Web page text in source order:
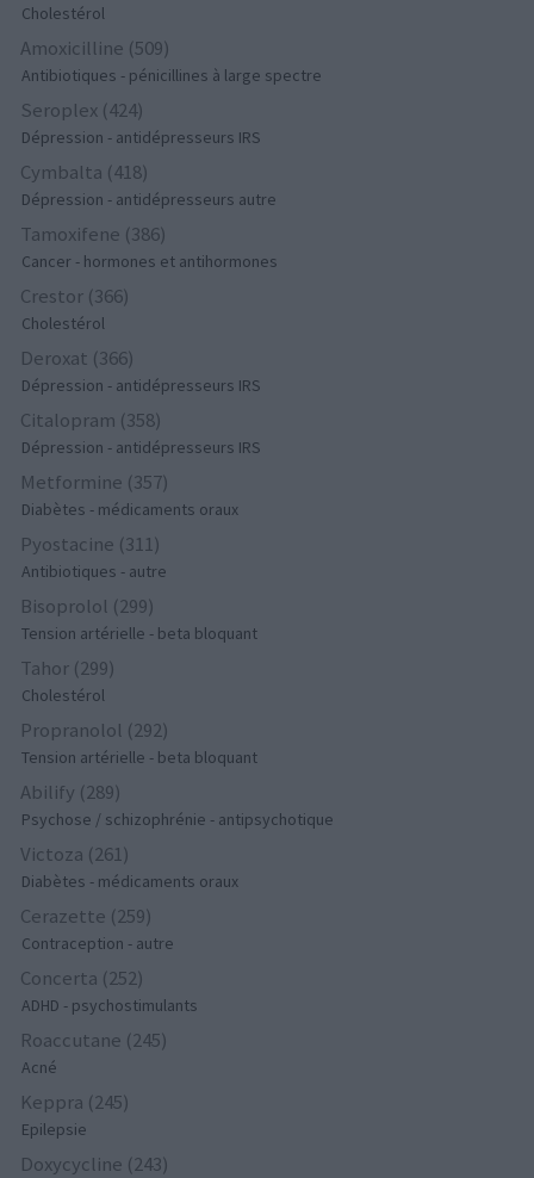
Cholestérol
Amoxicilline (509)
Antibiotiques - pénicillines à large spectre
Seroplex (424)
Dépression - antidépresseurs IRS
Cymbalta (418)
Dépression - antidépresseurs autre
Tamoxifene (386)
Cancer - hormones et antihormones
Crestor (366)
Cholestérol
Deroxat (366)
Dépression - antidépresseurs IRS
Citalopram (358)
Dépression - antidépresseurs IRS
Metformine (357)
Diabètes - médicaments oraux
Pyostacine (311)
Antibiotiques - autre
Bisoprolol (299)
Tension artérielle - beta bloquant
Tahor (299)
Cholestérol
Propranolol (292)
Tension artérielle - beta bloquant
Abilify (289)
Psychose / schizophrénie - antipsychotique
Victoza (261)
Diabètes - médicaments oraux
Cerazette (259)
Contraception - autre
Concerta (252)
ADHD - psychostimulants
Roaccutane (245)
Acné
Keppra (245)
Epilepsie
Doxycycline (243)